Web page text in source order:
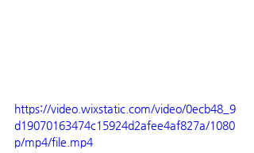
https://video.wixstatic.com/video/0ecb48_9
d19070163474c15924d2afee4af827a/1080
p/mp4/file.mp4